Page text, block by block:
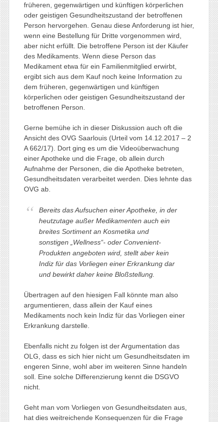
früheren, gegenwärtigen und künftigen körperlichen
oder geistigen Gesundheitszustand der betroffenen
Person hervorgehen. Genau diese Anforderung ist hier,
wenn eine Bestellung für Dritte vorgenommen wird,
aber nicht erfüllt. Die betroffene Person ist der Käufer
des Medikaments. Wenn diese Person das
Medikament etwa für ein Familienmitglied erwirbt,
ergibt sich aus dem Kauf noch keine Information zu
dem früheren, gegenwärtigen und künftigen
körperlichen oder geistigen Gesundheitszustand der
betroffenen Person.
Gerne bemühe ich in dieser Diskussion auch oft die
Ansicht des OVG Saarlouis (Urteil vom 14.12.2017 – 2
A 662/17). Dort ging es um die Videoüberwachung
einer Apotheke und die Frage, ob allein durch
Aufnahme der Personen, die die Apotheke betreten,
Gesundheitsdaten verarbeitet werden. Dies lehnte das
OVG ab.
Bereits das Aufsuchen einer Apotheke, in der
heutzutage außer Medikamenten auch ein
breites Sortiment an Kosmetika und
sonstigen „Wellness“- oder Convenient-
Produkten angeboten wird, stellt aber kein
Indiz für das Vorliegen einer Erkrankung dar
und bewirkt daher keine Bloßstellung.
Übertragen auf den hiesigen Fall könnte man also
argumentieren, dass allein der Kauf eines
Medikaments noch kein Indiz für das Vorliegen einer
Erkrankung darstelle.
Ebenfalls nicht zu folgen ist der Argumentation das
OLG, dass es sich hier nicht um Gesundheitsdaten im
engeren Sinne, wohl aber im weiteren Sinne handeln
soll. Eine solche Differenzierung kennt die DSGVO
nicht.
Geht man vom Vorliegen von Gesundheitsdaten aus,
hat dies weitreichende Konsequenzen für die Frage